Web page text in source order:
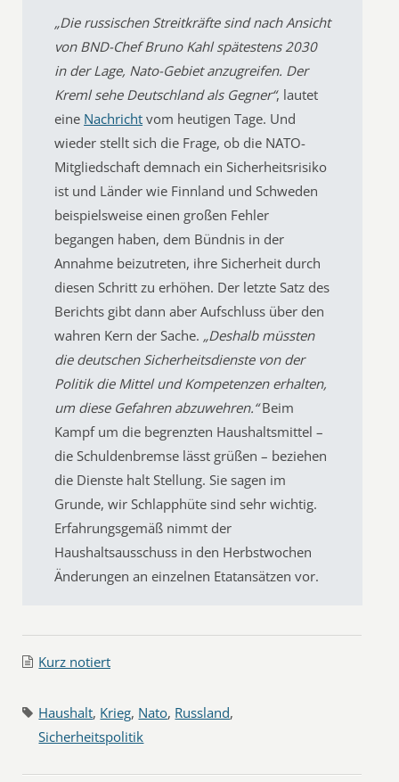
„Die russischen Streitkräfte sind nach Ansicht
von BND-Chef Bruno Kahl spätestens 2030
in der Lage, Nato-Gebiet anzugreifen. Der
Kreml sehe Deutschland als Gegner“, lautet
eine Nachricht vom heutigen Tage. Und
wieder stellt sich die Frage, ob die NATO-
Mitgliedschaft demnach ein Sicherheitsrisiko
ist und Länder wie Finnland und Schweden
beispielsweise einen großen Fehler
begangen haben, dem Bündnis in der
Annahme beizutreten, ihre Sicherheit durch
diesen Schritt zu erhöhen. Der letzte Satz des
Berichts gibt dann aber Aufschluss über den
wahren Kern der Sache. „Deshalb müssten
die deutschen Sicherheitsdienste von der
Politik die Mittel und Kompetenzen erhalten,
um diese Gefahren abzuwehren.“Beim
Kampf um die begrenzten Haushaltsmittel –
die Schuldenbremse lässt grüßen – beziehen
die Dienste halt Stellung. Sie sagen im
Grunde, wir Schlapphüte sind sehr wichtig.
Erfahrungsgemäß nimmt der
Haushaltsausschuss in den Herbstwochen
Änderungen an einzelnen Etatansätzen vor.
Kurz notiert
Haushalt, Krieg, Nato, Russland,
Sicherheitspolitik